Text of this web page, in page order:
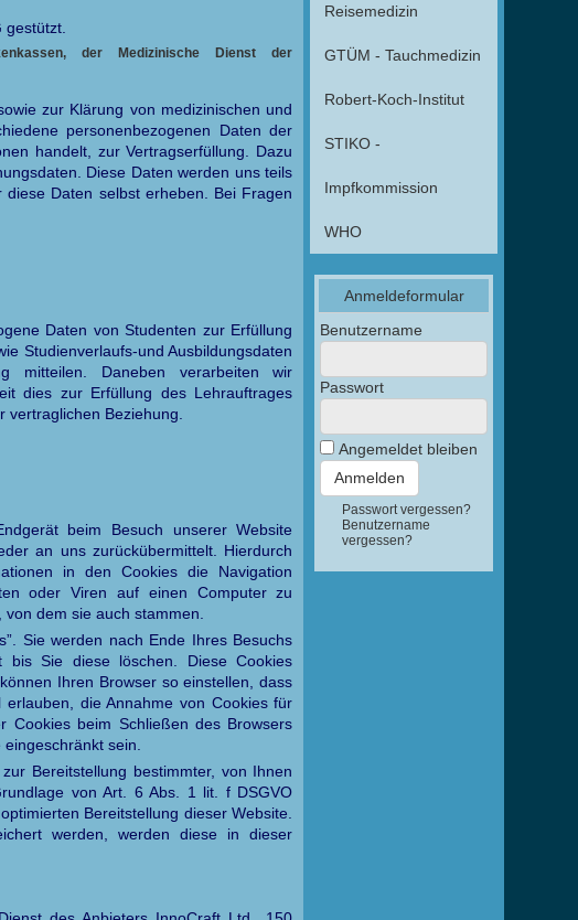
der Medizinische Dienst der
zur Klärung von medizinischen und
personenbezogenen Daten der
handelt, zur Vertragserfüllung. Dazu
Diese Daten werden uns teils
Daten selbst erheben. Bei Fragen
Daten von Studenten zur Erfüllung
Studienverlaufs-und Ausbildungsdaten
mitteilen. Daneben verarbeiten wir
dies zur Erfüllung des Lehrauftrages
Beziehung.
beim Besuch unserer Website
an uns zurückübermittelt. Hierdurch
in den Cookies die Navigation
oder Viren auf einen Computer zu
dem sie auch stammen.
Sie werden nach Ende Ihres Besuchs
bis Sie diese löschen. Diese Cookies
Ihren Browser so einstellen, dass
die Annahme von Cookies für
Cookies beim Schließen des Browsers
sein.
Bereitstellung bestimmter, von Ihnen
von Art. 6 Abs. 1 lit. f DSGVO
Bereitstellung dieser Website.
werden, werden diese in dieser
Reisemedizin
GTÜM - Tauchmedizin
Robert-Koch-Institut
STIKO -
Impfkommission
WHO
Anmeldeformular
Benutzername
Passwort
Angemeldet bleiben
Passwort vergessen?
Benutzername
vergessen?